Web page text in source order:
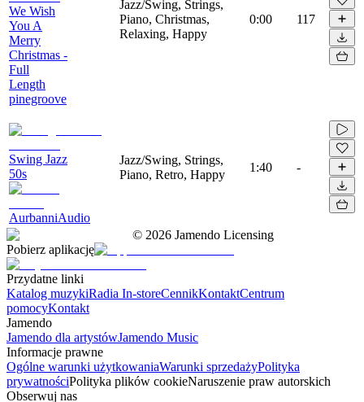
We Wish
You A
Merry
Christmas -
Full
Length
pinegroove
Jazz/Swing, Strings,
Piano, Christmas,
Relaxing, Happy
0:00 117
Swing Jazz
50s
AurbanniAudio
Jazz/Swing, Strings,
Piano, Retro, Happy
1:40 -
© 2026 Jamendo Licensing
Pobierz aplikację
Przydatne linki
Katalog muzykiRadia In-storeCennikKontaktCentrum
pomocyKontakt
Jamendo
Jamendo dla artystówJamendo Music
Informacje prawne
Ogólne warunki użytkowaniaWarunki sprzedażyPolityka
prywatnościPolityka plików cookieNaruszenie praw autorskich
Obserwuj nas